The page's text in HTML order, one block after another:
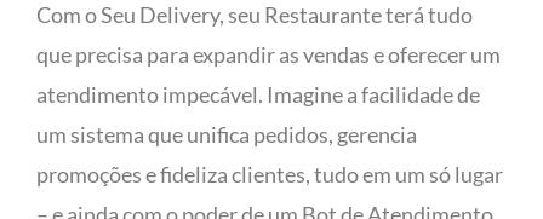
Com o Seu Delivery, seu Restaurante terá tudo
que precisa para expandir as vendas e oferecer um
atendimento impecável. Imagine a facilidade de
um sistema que unifica pedidos, gerencia
promoções e fideliza clientes, tudo em um só lugar